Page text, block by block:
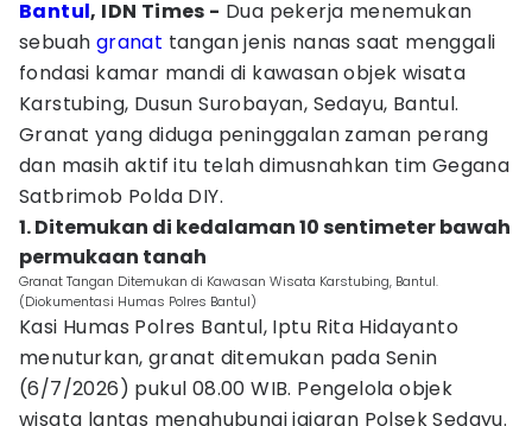
Bantul, IDN Times - Dua pekerja menemukan
sebuah granat tangan jenis nanas saat menggali
fondasi kamar mandi di kawasan objek wisata
Karstubing, Dusun Surobayan, Sedayu, Bantul.
Granat yang diduga peninggalan zaman perang
dan masih aktif itu telah dimusnahkan tim Gegana
Satbrimob Polda DIY.
1. Ditemukan di kedalaman 10 sentimeter bawah
permukaan tanah
Granat Tangan Ditemukan di Kawasan Wisata Karstubing, Bantul.
(Diokumentasi Humas Polres Bantul)
Kasi Humas Polres Bantul, Iptu Rita Hidayanto
menuturkan, granat ditemukan pada Senin
(6/7/2026) pukul 08.00 WIB. Pengelola objek
wisata lantas menghubungi jajaran Polsek Sedayu.